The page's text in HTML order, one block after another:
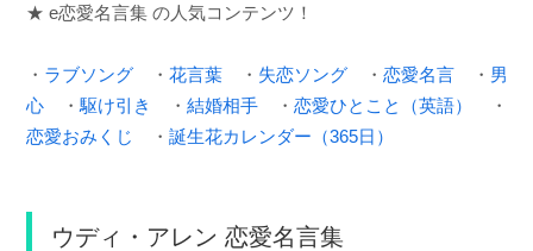
★ e恋愛名言集 の人気コンテンツ！
・ ラブソング ・ 花言葉 ・ 失恋ソング ・ 恋愛名言 ・ 男
心 ・ 駆け引き ・ 結婚相手 ・ 恋愛ひとこと（英語）
・
恋愛おみくじ
・ 誕生花カレンダー（365日）
ウディ・アレン 恋愛名言集